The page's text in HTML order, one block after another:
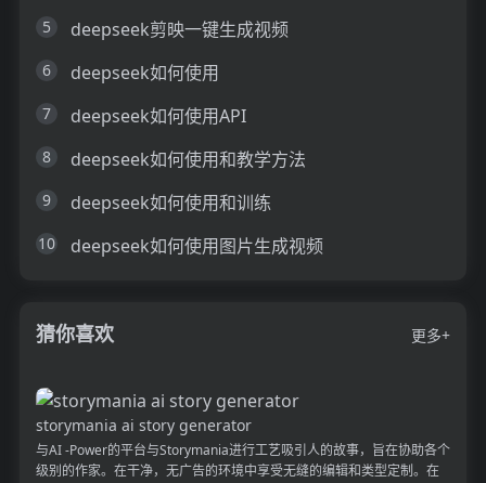
5 deepseek剪映一键生成视频
6 deepseek如何使用
7 deepseek如何使用API
8 deepseek如何使用和教学方法
9 deepseek如何使用和训练
10 deepseek如何使用图片生成视频
猜你喜欢 更多+
storymania ai story generator
与AI -Power的平台与Storymania进行工艺吸引人的故事，旨在协助各个
级别的作家。在干净，无广告的环境中享受无缝的编辑和类型定制。在